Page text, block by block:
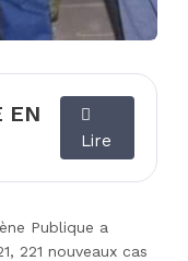
EN
Lire
Publique a
221 nouveaux cas